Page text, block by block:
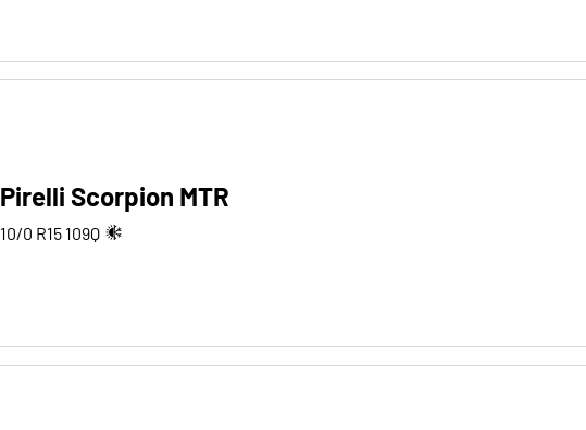
Pirelli Scorpion MTR
10/0 R15 109Q